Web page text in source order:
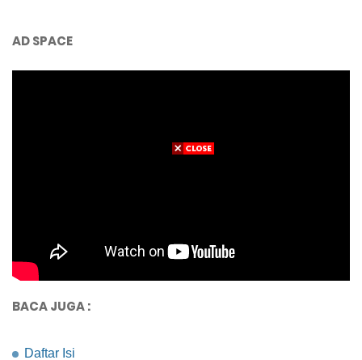
AD SPACE
BACA JUGA :
Daftar Isi